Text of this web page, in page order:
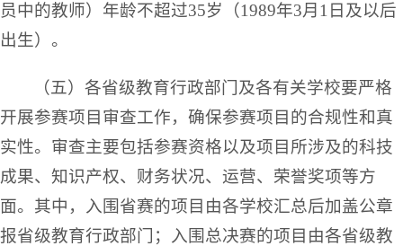
员中的教师）年龄不超过35岁（1989年3月1日及以后
出生）。
（五）各省级教育行政部门及各有关学校要严格
开展参赛项目审查工作，确保参赛项目的合规性和真
实性。审查主要包括参赛资格以及项目所涉及的科技
成果、知识产权、财务状况、运营、荣誉奖项等方
面。其中，入围省赛的项目由各学校汇总后加盖公章
报省级教育行政部门；入围总决赛的项目由各省级教